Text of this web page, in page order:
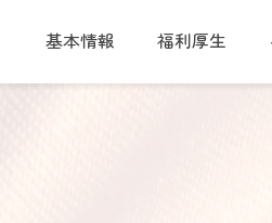
基本情報 福利厚生